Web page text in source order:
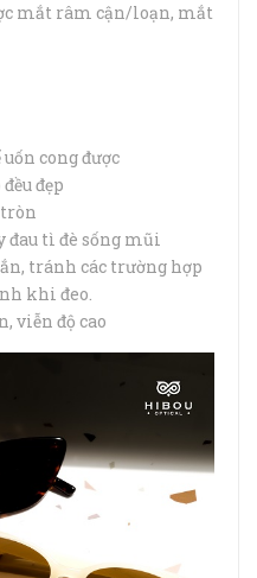
mắt râm cận/loạn, mắt
cong được
đẹp
đau tì đè sống mũi
tránh các trường hợp
khi đeo.
viễn độ cao